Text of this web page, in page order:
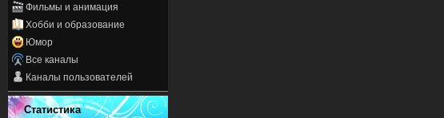
Фильмы и анимация
Хобби и образование
Юмор
Все каналы
Каналы пользователей
Статистика